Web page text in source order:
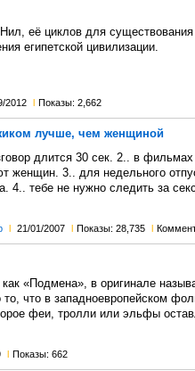
её циклов для
египетской цивилизации.
2012 l Показы: 2,662
лучше, чем женщиной
длится 30 сек. 2.. в
женщин. 3.. для недельного
4.. тебе не нужно следить за
l 21/01/2007 l Показы: 28,735 l
«Подмена», в оригинале
что в западноевропейском
феи, тролли или эльфы
l Показы: 662